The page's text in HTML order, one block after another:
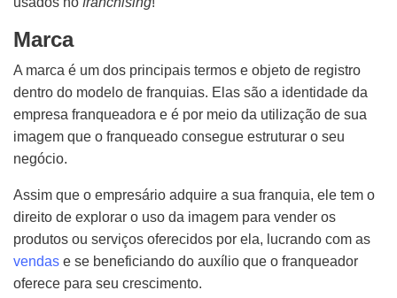
Marca
A marca é um dos principais termos e objeto de registro
dentro do modelo de franquias. Elas são a identidade da
empresa franqueadora e é por meio da utilização de sua
imagem que o franqueado consegue estruturar o seu
negócio.
Assim que o empresário adquire a sua franquia, ele tem o
direito de explorar o uso da imagem para vender os
produtos ou serviços oferecidos por ela, lucrando com as
vendas e se beneficiando do auxílio que o franqueador
oferece para seu crescimento.